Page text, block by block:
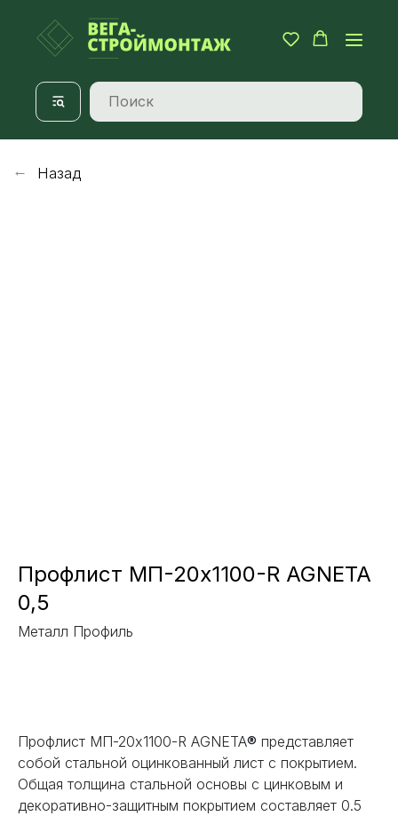
Назад
Профлист МП-20x1100-R AGNETA
0,5
Металл Профиль
Профлист МП-20x1100-R AGNETA® представляет
собой стальной оцинкованный лист с покрытием.
Общая толщина стальной основы с цинковым и
декоративно-защитным покрытием составляет 0.5